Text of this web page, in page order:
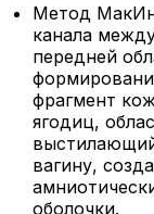
Метод
канала
передней
фрагмент
ягодиц,
вагину,
оболочки.